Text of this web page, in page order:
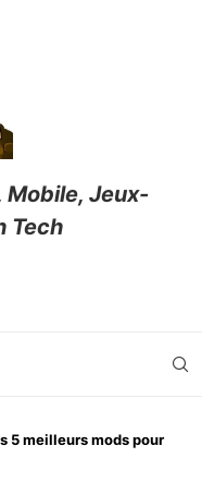
Mobile, Jeux-
Tech
5 meilleurs mods pour